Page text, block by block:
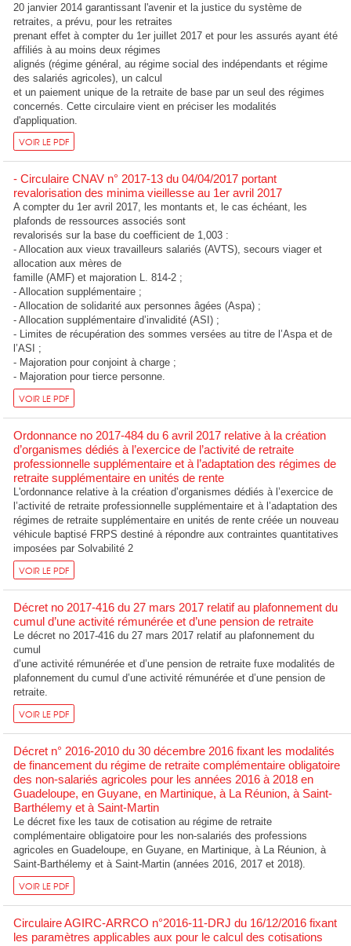
20 janvier 2014 garantissant l'avenir et la justice du système de
retraites, a prévu, pour les retraites
prenant effet à compter du 1er juillet 2017 et pour les assurés ayant été
affiliés à au moins deux régimes
alignés (régime général, au régime social des indépendants et régime
des salariés agricoles), un calcul
et un paiement unique de la retraite de base par un seul des régimes
concernés. Cette circulaire vient en préciser les modalités
d'appliquation.
VOIR LE PDF
- Circulaire CNAV n° 2017-13 du 04/04/2017 portant
revalorisation des minima vieillesse au 1er avril 2017
A compter du 1er avril 2017, les montants et, le cas échéant, les
plafonds de ressources associés sont
revalorisés sur la base du coefficient de 1,003 :
- Allocation aux vieux travailleurs salariés (AVTS), secours viager et
allocation aux mères de
famille (AMF) et majoration L. 814-2 ;
- Allocation supplémentaire ;
- Allocation de solidarité aux personnes âgées (Aspa) ;
- Allocation supplémentaire d’invalidité (ASI) ;
- Limites de récupération des sommes versées au titre de l’Aspa et de
l’ASI ;
- Majoration pour conjoint à charge ;
- Majoration pour tierce personne.
VOIR LE PDF
Ordonnance no 2017-484 du 6 avril 2017 relative à la création
d’organismes dédiés à l’exercice de l’activité de retraite
professionnelle supplémentaire et à l’adaptation des régimes de
retraite supplémentaire en unités de rente
L'ordonnance relative à la création d’organismes dédiés à l’exercice de
l’activité de retraite professionnelle supplémentaire et à l’adaptation des
régimes de retraite supplémentaire en unités de rente créée un nouveau
véhicule baptisé FRPS destiné à répondre aux contraintes quantitatives
imposées par Solvabilité 2
VOIR LE PDF
Décret no 2017-416 du 27 mars 2017 relatif au plafonnement du
cumul d’une activité rémunérée et d’une pension de retraite
Le décret no 2017-416 du 27 mars 2017 relatif au plafonnement du
cumul
d’une activité rémunérée et d’une pension de retraite fuxe modalités de
plafonnement du cumul d’une activité rémunérée et d’une pension de
retraite.
VOIR LE PDF
Décret n° 2016-2010 du 30 décembre 2016 fixant les modalités
de financement du régime de retraite complémentaire obligatoire
des non-salariés agricoles pour les années 2016 à 2018 en
Guadeloupe, en Guyane, en Martinique, à La Réunion, à Saint-
Barthélemy et à Saint-Martin
Le décret fixe les taux de cotisation au régime de retraite
complémentaire obligatoire pour les non-salariés des professions
agricoles en Guadeloupe, en Guyane, en Martinique, à La Réunion, à
Saint-Barthélemy et à Saint-Martin (années 2016, 2017 et 2018).
VOIR LE PDF
Circulaire AGIRC-ARRCO n°2016-11-DRJ du 16/12/2016 fixant
les paramètres applicables aux pour le calcul des cotisations